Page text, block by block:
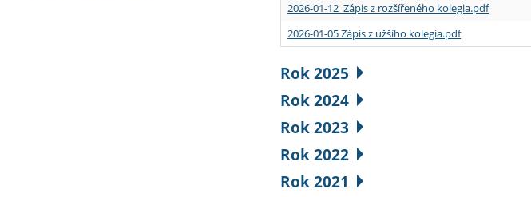
2026-01-12 Zápis z rozšířeného kolegia.pdf
2026-01-05 Zápis z užšího kolegia.pdf
Rok 2025
Rok 2024
Rok 2023
Rok 2022
Rok 2021